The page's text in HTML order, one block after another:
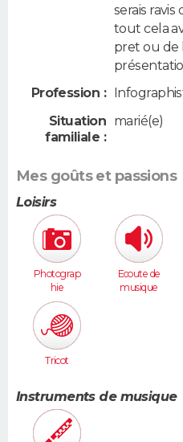
serais
tout cela
pret ou de
Profession :
Situation
familiale :
marié(e)
Mes goûts et passions
Loisirs
Photograp
hie
Ecoute de
musique
Tricot
Instruments de musique